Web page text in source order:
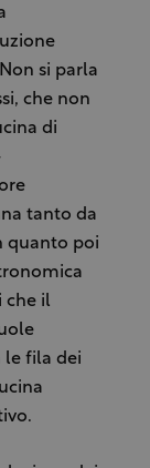
si parla
che non
di
tanto da
quanto poi
che il
le fila dei